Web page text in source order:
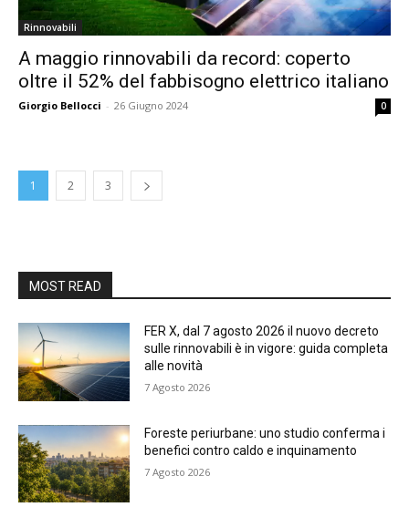
Rinnovabili
A maggio rinnovabili da record: coperto
oltre il 52% del fabbisogno elettrico italiano
Giorgio Bellocci - 26 Giugno 2024 0
1 2 3
MOST READ
FER X, dal 7 agosto 2026 il nuovo decreto
sulle rinnovabili è in vigore: guida completa
alle novità
7 Agosto 2026
Foreste periurbane: uno studio conferma i
benefici contro caldo e inquinamento
7 Agosto 2026